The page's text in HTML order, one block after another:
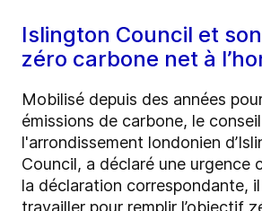
Islington Council et
zéro carbone net à
Mobilisé depuis des années
émissions de carbone, le
l'arrondissement londonien
Council, a déclaré une urgence
la déclaration correspondante, il
travailler pour remplir l’objectif